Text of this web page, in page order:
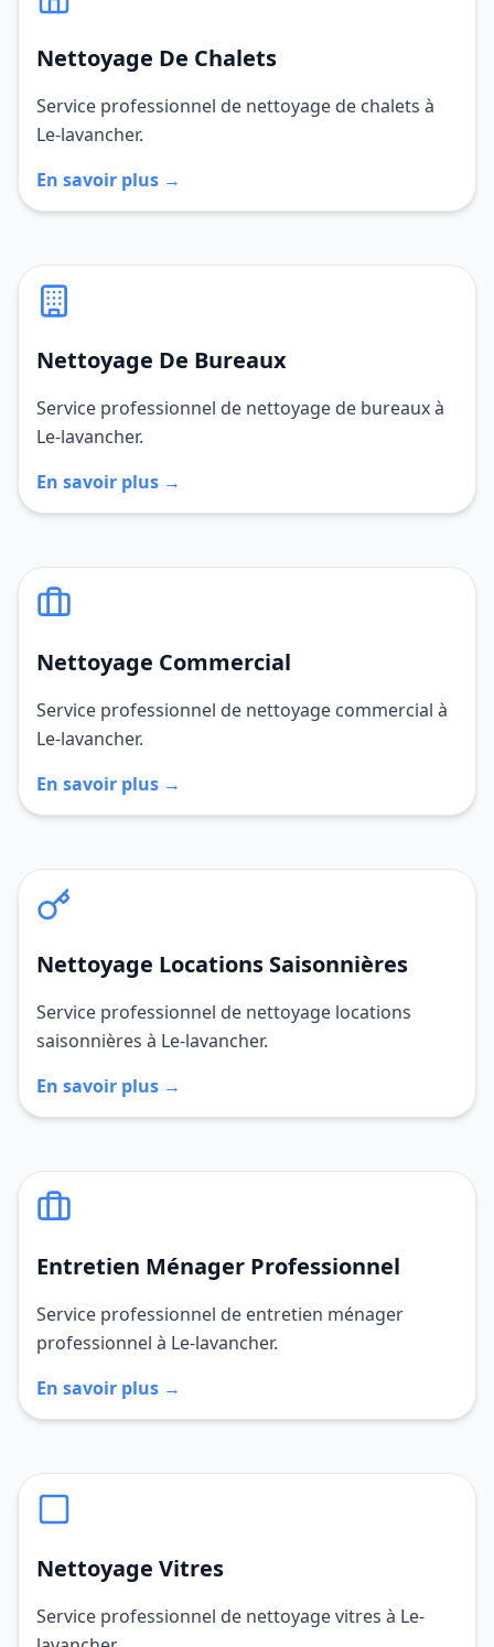
Nettoyage De Chalets
Service professionnel de nettoyage de chalets à
Le-lavancher.
En savoir plus →
Nettoyage De Bureaux
Service professionnel de nettoyage de bureaux à
Le-lavancher.
En savoir plus →
Nettoyage Commercial
Service professionnel de nettoyage commercial à
Le-lavancher.
En savoir plus →
Nettoyage Locations Saisonnières
Service professionnel de nettoyage locations
saisonnières à Le-lavancher.
En savoir plus →
Entretien Ménager Professionnel
Service professionnel de entretien ménager
professionnel à Le-lavancher.
En savoir plus →
Nettoyage Vitres
Service professionnel de nettoyage vitres à Le-